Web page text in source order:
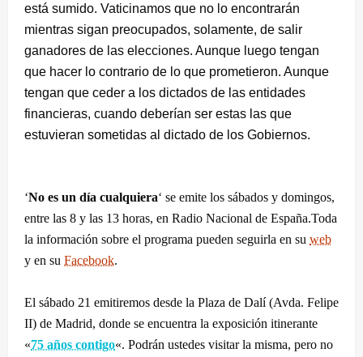
está sumido. Vaticinamos que no lo encontrarán
mientras sigan preocupados, solamente, de salir
ganadores de las elecciones. Aunque luego tengan
que hacer lo contrario de lo que prometieron. Aunque
tengan que ceder a los dictados de las entidades
financieras, cuando deberían ser estas las que
estuvieran sometidas al dictado de los Gobiernos.
‘No es un día cualquiera‘ se emite los sábados y domingos,
entre las 8 y las 13 horas, en Radio Nacional de España.Toda
la información sobre el programa pueden seguirla en su web
y en su Facebook.
El sábado 21 emitiremos desde la Plaza de Dalí (Avda. Felipe
II) de Madrid, donde se encuentra la exposición itinerante
«75 años contigo«. Podrán ustedes visitar la misma, pero no